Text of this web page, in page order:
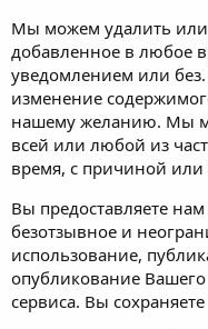
Мы можем удалить
добавленное в любое
уведомлением или
изменение
нашему желанию. Мы
всей или любой из
время, с причиной или
Вы предоставляете
безотзывное и
использование,
опубликование
сервиса. Вы